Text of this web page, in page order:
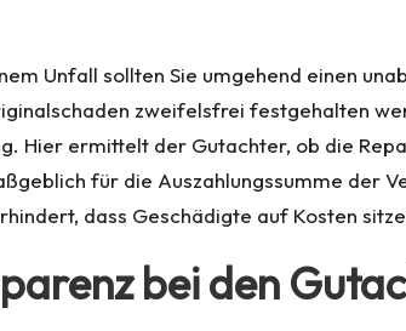
Unfall sollten Sie umgehend einen
zweifelsfrei festgehalten
Hier ermittelt der Gutachter, ob die
für die Auszahlungssumme der
dass Geschädigte auf Kosten
bei den